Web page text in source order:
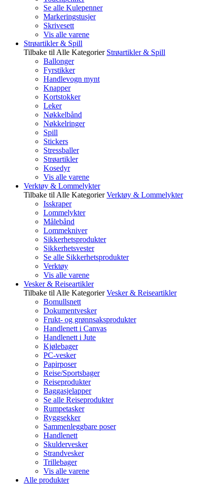
Se alle Kulepenner
Markeringstusjer
Skrivesett
Vis alle varene
Strøartikler & Spill
Tilbake til Alle Kategorier Strøartikler & Spill
Ballonger
Fyrstikker
Handlevogn mynt
Knapper
Kortstokker
Leker
Nøkkelbånd
Nøkkelringer
Spill
Stickers
Stressballer
Strøartikler
Kosedyr
Vis alle varene
Verktøy & Lommelykter
Tilbake til Alle Kategorier Verktøy & Lommelykter
Isskraper
Lommelykter
Målebånd
Lommekniver
Sikkerhetsprodukter
Sikkerhetsvester
Se alle Sikkerhetsprodukter
Verktøy
Vis alle varene
Vesker & Reiseartikler
Tilbake til Alle Kategorier Vesker & Reiseartikler
Bomullsnett
Dokumentvesker
Frukt- og grønnsaksprodukter
Handlenett i Canvas
Handlenett i Jute
Kjølebager
PC-vesker
Papirposer
Reise/Sportsbager
Reiseprodukter
Baggasjelapper
Se alle Reiseprodukter
Rumpetasker
Ryggsekker
Sammenleggbare poser
Handlenett
Skuldervesker
Strandvesker
Trillebager
Vis alle varene
Alle produkter